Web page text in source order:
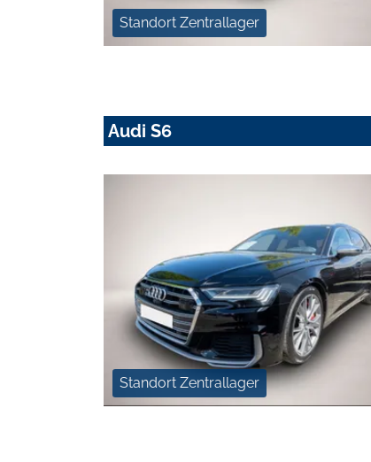
Standort Zentrallager
Audi S6
Standort Zentrallager